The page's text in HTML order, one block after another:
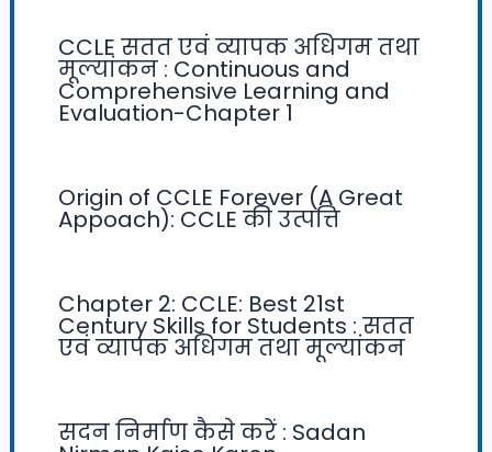
CCLE सतत एवं व्यापक अधिगम तथा
मूल्यांकन : Continuous and
Comprehensive Learning and
Evaluation-Chapter 1
Origin of CCLE Forever (A Great
Appoach): CCLE की उत्पत्ति
Chapter 2: CCLE: Best 21st
Century Skills for Students : सतत
एवं व्यापक अधिगम तथा मूल्यांकन
सदन निर्माण कैसे करें : Sadan